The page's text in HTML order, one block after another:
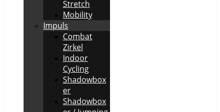
Stretch
Mobility
Impuls
Combat
Zirkel
Indoor
Cycling
Shadowbox
er
Shadowbox